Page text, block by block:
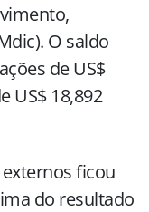
O saldo
de US$
US$ 18,892
ficou
do resultado